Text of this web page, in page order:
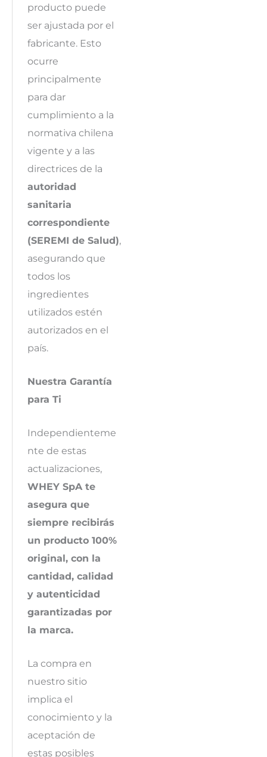
producto puede
ser ajustada por el
fabricante. Esto
ocurre
principalmente
para dar
cumplimiento a la
normativa chilena
vigente y a las
directrices de la
autoridad
sanitaria
correspondiente
(SEREMI de Salud),
asegurando que
todos los
ingredientes
utilizados estén
autorizados en el
país.
Nuestra Garantía
para Ti
Independienteme
nte de estas
actualizaciones,
WHEY SpA te
asegura que
siempre recibirás
un producto 100%
original, con la
cantidad, calidad
y autenticidad
garantizadas por
la marca.
La compra en
nuestro sitio
implica el
conocimiento y la
aceptación de
estas posibles